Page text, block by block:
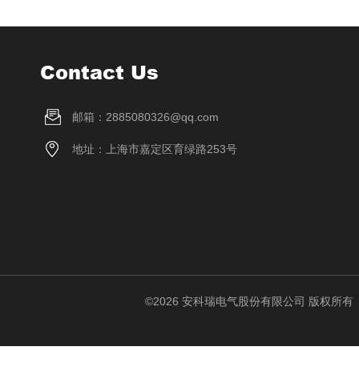
Contact Us
邮箱：2885080326@qq.com
地址：上海市嘉定区育绿路253号
©2026 安科瑞电气股份有限公司 版权所